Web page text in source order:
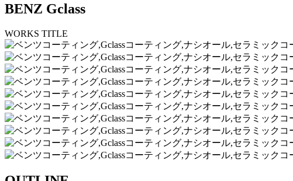
BENZ Gclass
WORKS TITLE